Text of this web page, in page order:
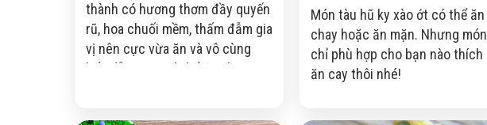
thành có hương thơm đầy quyến
rũ, hoa chuối mềm, thấm đẫm gia
vị nên cực vừa ăn và vô cùng
hấp dẫn. Bạn có thể ăn chung
Món tàu hũ ky xào ớt có thể ăn
chay hoặc ăn mặn. Nhưng món
chỉ phù hợp cho bạn nào thích
ăn cay thôi nhé!